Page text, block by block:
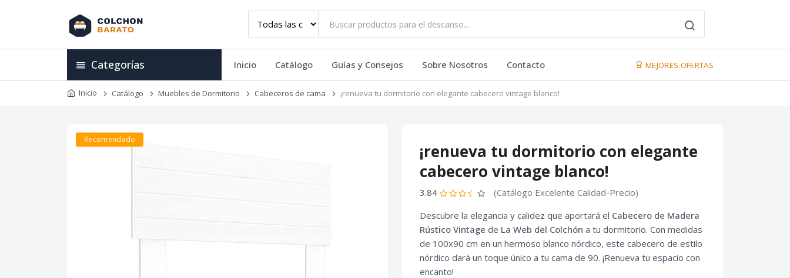
Categorías Inicio Catálogo Guías y Consejos Sobre Nosotros Contacto MEJORES OFERTAS
Inicio Catálogo Muebles de Dormitorio Cabeceros de cama ¡renueva tu dormitorio con elegante cabecero vintage blanco!
Recomendado
¡renueva tu dormitorio con elegante
cabecero vintage blanco!
3.84
(Catálogo Excelente Calidad-Precio)
Descubre la elegancia y calidez que aportará el Cabecero de Madera
Rústico Vintage de La Web del Colchón a tu dormitorio. Con medidas
de 100x90 cm en un hermoso blanco nórdico, este cabecero de estilo
nórdico dará un toque único a tu cama de 90. ¡Renueva tu espacio con
encanto!